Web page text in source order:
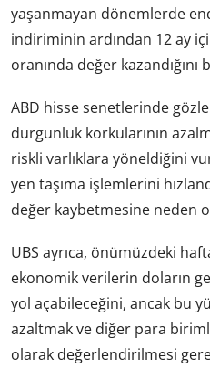
yaşanmayan dönemlerde
indiriminin ardından 12 ay
oranında değer kazandığını
ABD hisse senetlerinde
durgunluk korkularının
riskli varlıklara yöneldiğini
yen taşıma işlemlerini
değer kaybetmesine neden
UBS ayrıca, önümüzdeki
ekonomik verilerin doların
yol açabileceğini, ancak bu
azaltmak ve diğer para
olarak değerlendirilmesi